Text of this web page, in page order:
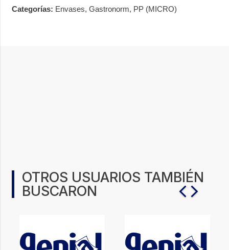
4700
Categorías: Envases, Gastronorm, PP (MICRO)
OTROS USUARIOS TAMBIÉN
BUSCARON